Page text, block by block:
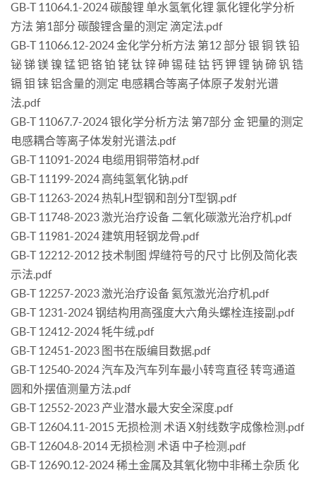
GB-T 11064.1-2024 碳酸锂 单水氢氧化锂 氯化锂化学分析
方法 第1部分 碳酸锂含量的测定 滴定法.pdf
GB-T 11066.12-2024 金化学分析方法 第12 部分 银 铜 铁 铅
铋 锑 镁 镍 锰 钯 铬 铂 铑 钛 锌 砷 锡 硅 钴 钙 钾 锂 钠 碲 钒 锆
镉 钼 铼 铝含量的测定 电感耦合等离子体原子发射光谱
法.pdf
GB-T 11067.7-2024 银化学分析方法 第7部分 金 钯量的测定
电感耦合等离子体发射光谱法.pdf
GB-T 11091-2024 电缆用铜带箔材.pdf
GB-T 11199-2024 高纯氢氧化钠.pdf
GB-T 11263-2024 热轧H型钢和剖分T型钢.pdf
GB-T 11748-2023 激光治疗设备 二氧化碳激光治疗机.pdf
GB-T 11981-2024 建筑用轻钢龙骨.pdf
GB-T 12212-2012 技术制图 焊缝符号的尺寸 比例及简化表
示法.pdf
GB-T 12257-2023 激光治疗设备 氦氖激光治疗机.pdf
GB-T 1231-2024 钢结构用高强度大六角头螺栓连接副.pdf
GB-T 12412-2024 牦牛绒.pdf
GB-T 12451-2023 图书在版编目数据.pdf
GB-T 12540-2024 汽车及汽车列车最小转弯直径 转弯通道
圆和外摆值测量方法.pdf
GB-T 12552-2023 产业潜水最大安全深度.pdf
GB-T 12604.11-2015 无损检测 术语 X射线数字成像检测.pdf
GB-T 12604.8-2014 无损检测 术语 中子检测.pdf
GB-T 12690.12-2024 稀土金属及其氧化物中非稀土杂质 化